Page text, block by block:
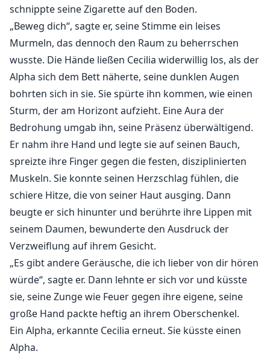
schnippte seine Zigarette auf den Boden.
„Beweg dich“, sagte er, seine Stimme ein leises
Murmeln, das dennoch den Raum zu beherrschen
wusste. Die Hände ließen Cecilia widerwillig los, als der
Alpha sich dem Bett näherte, seine dunklen Augen
bohrten sich in sie. Sie spürte ihn kommen, wie einen
Sturm, der am Horizont aufzieht. Eine Aura der
Bedrohung umgab ihn, seine Präsenz überwältigend.
Er nahm ihre Hand und legte sie auf seinen Bauch,
spreizte ihre Finger gegen die festen, disziplinierten
Muskeln. Sie konnte seinen Herzschlag fühlen, die
schiere Hitze, die von seiner Haut ausging. Dann
beugte er sich hinunter und berührte ihre Lippen mit
seinem Daumen, bewunderte den Ausdruck der
Verzweiflung auf ihrem Gesicht.
„Es gibt andere Geräusche, die ich lieber von dir hören
würde“, sagte er. Dann lehnte er sich vor und küsste
sie, seine Zunge wie Feuer gegen ihre eigene, seine
große Hand packte heftig an ihrem Oberschenkel.
Ein Alpha, erkannte Cecilia erneut. Sie küsste einen
Alpha.